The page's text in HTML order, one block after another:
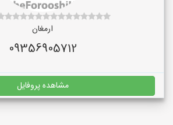
ارمغان
09356905712
مشاهده پروفایل